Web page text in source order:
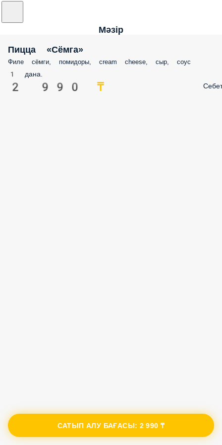
Мәзір
Пицца «Сёмга»
Филе сёмги, помидоры, cream cheese, сыр, соус
1 дана.
2 990 ₸
САТЫП АЛУ БАҒАСЫ: 2 990 ₸